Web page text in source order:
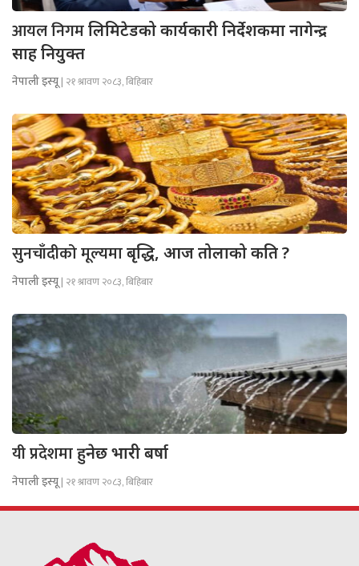
आयल निगमलिमिटेडको कार्यकारी निर्देशकमा नागेन्द्र
साह नियुक्त
नेपाली इस्यू| २१ श्रावण २०८३, बिहिबार
सुनचाँदीको मूल्यमाबृद्धि, आज तोलाको कति ?
नेपाली इस्यू| २१ श्रावण २०८३, बिहिबार
यी प्रदेशमाहुनेछ भारी बर्षा
नेपाली इस्यू| २१ श्रावण २०८३, बिहिबार